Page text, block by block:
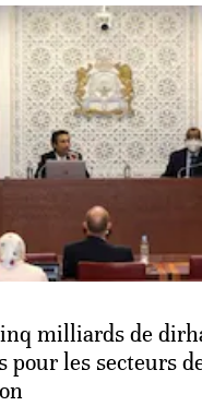
milliards de
pour les secteurs